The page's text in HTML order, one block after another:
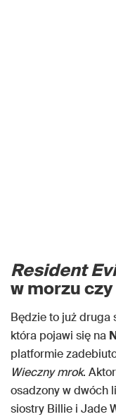
Resident
w morzu
Będzie to już druga
która pojawi się na
platformie
Wieczny mrok.
osadzony w dwóch
siostry Billie i Jade